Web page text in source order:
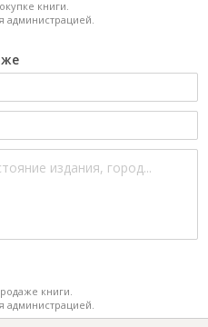
книги.
администрацией.
книги.
администрацией.